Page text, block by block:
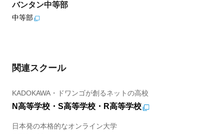
バンタン中等部
中等部
関連スクール
KADOKAWA・ドワンゴが創るネットの高校
N高等学校・S高等学校・R高等学校
日本発の本格的なオンライン大学